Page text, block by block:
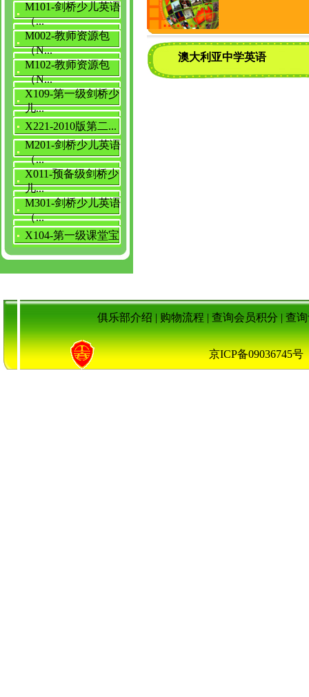
M101-剑桥少儿英语
（...
M002-教师资源包
（N...
M102-教师资源包
（N...
X109-第一级剑桥少
儿...
X221-2010版第二...
M201-剑桥少儿英语
（...
X011-预备级剑桥少
儿...
M301-剑桥少儿英语
（...
X104-第一级课堂宝
澳大利亚中学英语
俱乐部介绍 | 购物流程 | 查询会员积分 | 查
京ICP备